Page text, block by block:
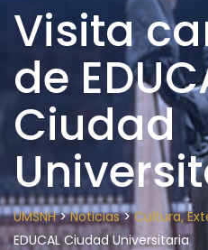
Visita
de
Ciudad
UMSNH>Noticias>Cultura,
EDUCAL Ciudad Universitaria